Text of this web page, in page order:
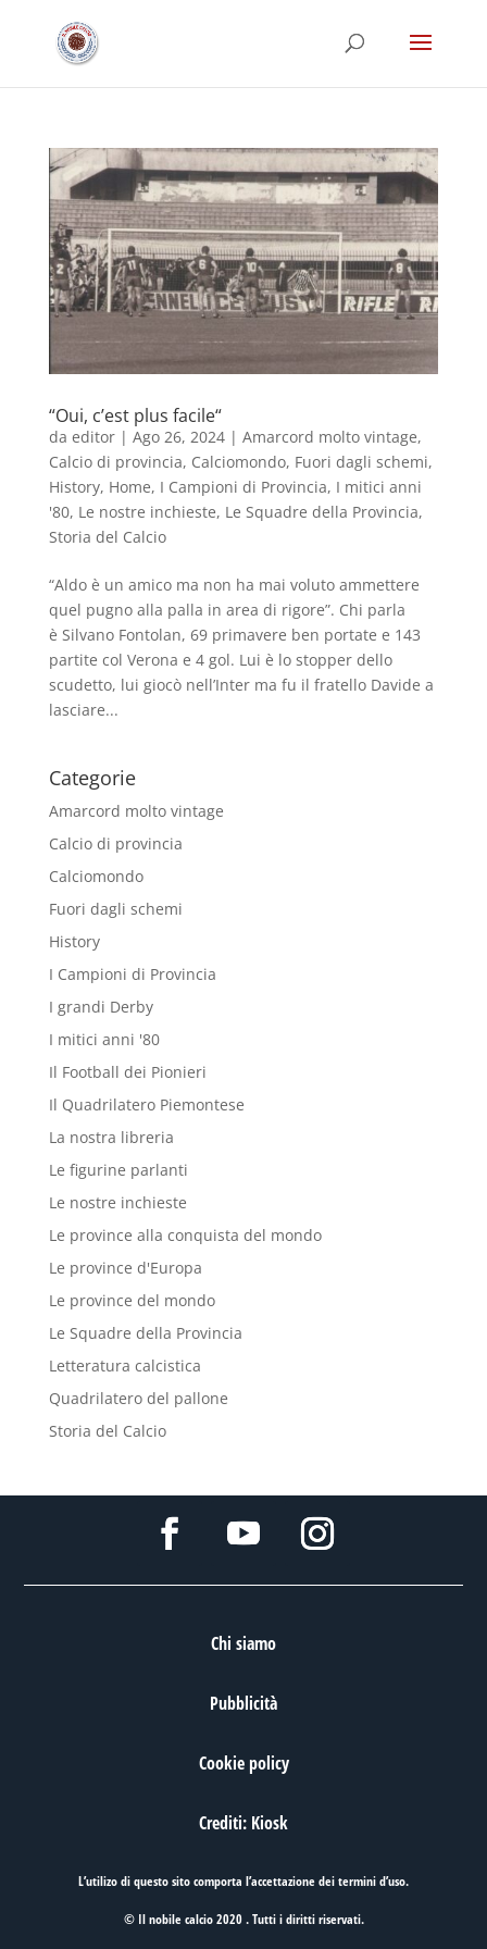
“Oui, c’est plus facile“
da editor| Ago 26, 2024| Amarcord molto vintage,
Calcio di provincia, Calciomondo, Fuori dagli schemi,
History, Home, I Campioni di Provincia, I mitici anni
'80, Le nostre inchieste, Le Squadre della Provincia,
Storia del Calcio
“Aldo è un amico ma non ha mai voluto ammettere
quel pugno alla palla in area di rigore”. Chi parla
è Silvano Fontolan, 69 primavere ben portate e 143
partite col Verona e 4 gol. Lui è lo stopper dello
scudetto, lui giocò nell’Inter ma fu il fratello Davide a
lasciare...
Categorie
Amarcord molto vintage
Calcio di provincia
Calciomondo
Fuori dagli schemi
History
I Campioni di Provincia
I grandi Derby
I mitici anni '80
Il Football dei Pionieri
Il Quadrilatero Piemontese
La nostra libreria
Le figurine parlanti
Le nostre inchieste
Le province alla conquista del mondo
Le province d'Europa
Le province del mondo
Le Squadre della Provincia
Letteratura calcistica
Quadrilatero del pallone
Storia del Calcio
Chi siamo
Pubblicità
Cookie policy
Crediti: Kiosk
L’utilizo di questo sito comporta l’accettazione deitermini d’uso.
© Il nobile calcio 2020 . Tutti i diritti riservati.